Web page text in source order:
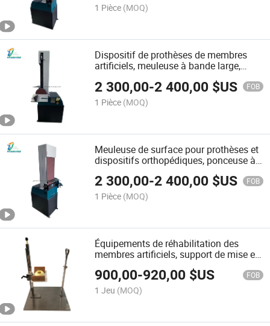
1 Pièce (MOQ)
Dispositif de prothèses de membres
artificiels, meuleuse à bande large,
meulage prothétique, machine
prothétique
2 300,00-2 400,00 $US FOB
1 Pièce (MOQ)
Meuleuse de surface pour prothèses et
dispositifs orthopédiques, ponceuse à
bande large, équipement de meulage
prothétique, machine prothétique
2 300,00-2 400,00 $US FOB
1 Pièce (MOQ)
Équipements de réhabilitation des
membres artificiels, support de mise en
charge, orthèses, prothèses, machine
prothétique
900,00-920,00 $US FOB
1 Jeu (MOQ)